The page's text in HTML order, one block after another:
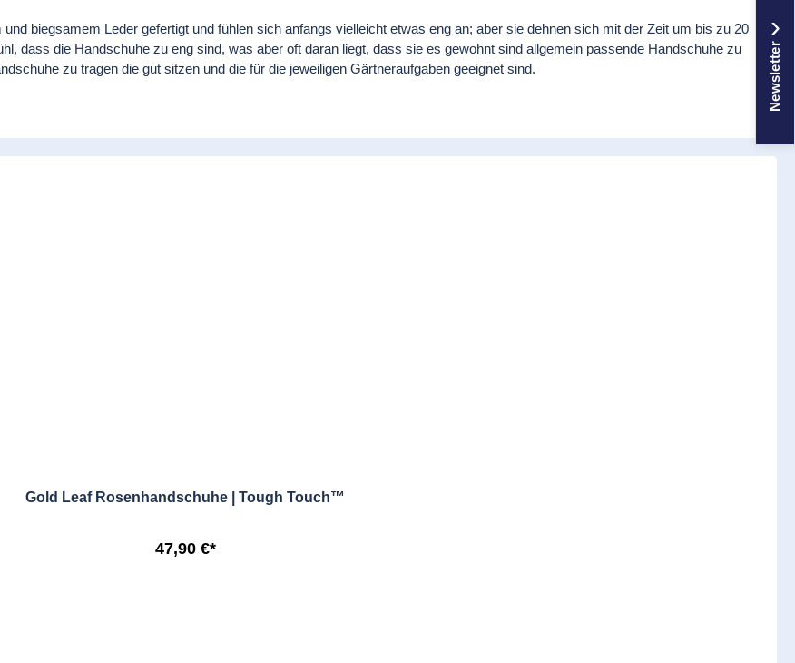
biegsamem Leder gefertigt und fühlen sich anfangs vielleicht etwas eng an; aber sie dehnen sich mit der Zeit um bis zu 20
dass die Handschuhe zu eng sind, was aber oft daran liegt, dass sie es gewohnt sind allgemein passende Handschuhe zu
zu tragen die gut sitzen und die für die jeweiligen Gärtneraufgaben geeignet sind.
Gold Leaf Rosenhandschuhe | Tough Touch™
47,90 €*
›
Newsletter